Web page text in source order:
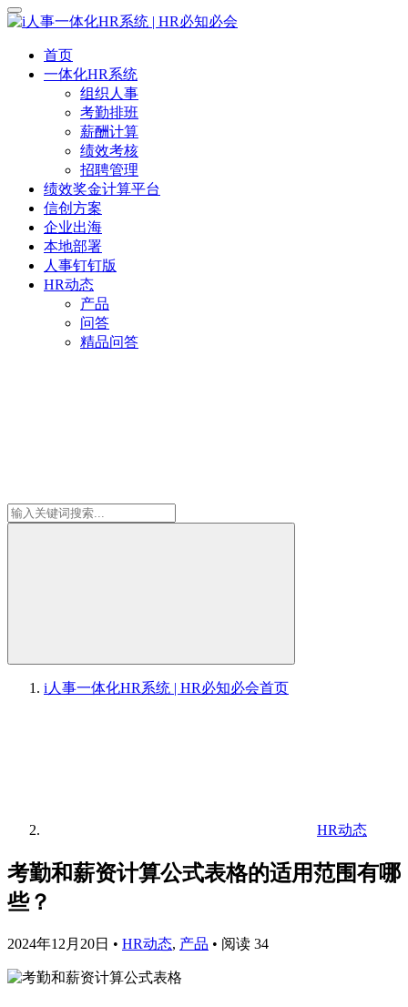
首页
一体化HR系统
组织人事
考勤排班
薪酬计算
绩效考核
招聘管理
绩效奖金计算平台
信创方案
企业出海
本地部署
人事钉钉版
HR动态
产品
问答
精品问答
i人事一体化HR系统 | HR必知必会首页
HR动态
考勤和薪资计算公式表格的适用范围有哪
些？
2024年12月20日 • HR动态, 产品 • 阅读 34